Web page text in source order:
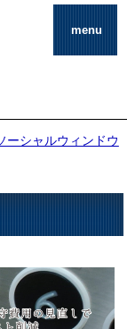
menu
ーシャルウィンドウ